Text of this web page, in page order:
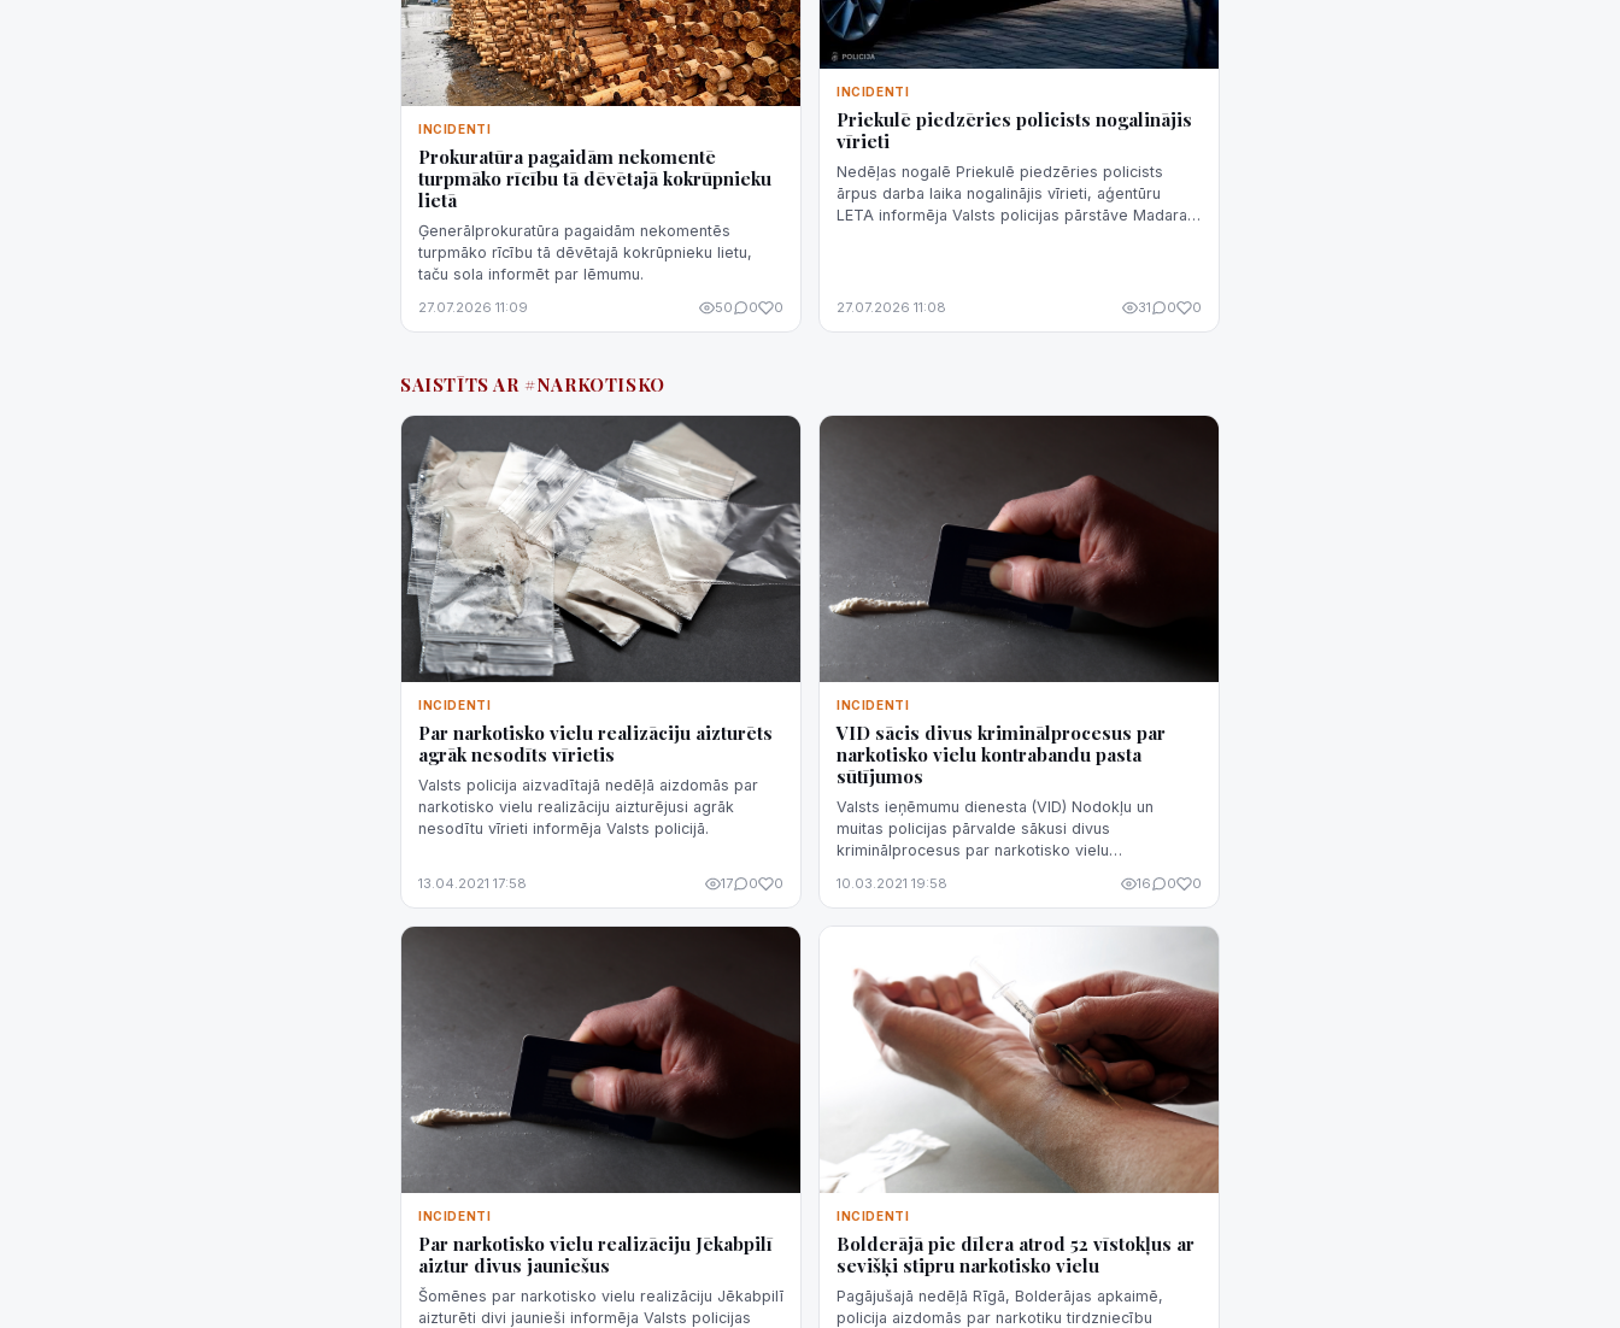
INCIDENTI
Prokuratūra pagaidām nekomentē
turpmāko rīcību tā dēvētajā kokrūpnieku
lietā
Ģenerālprokuratūra pagaidām nekomentēs
turpmāko rīcību tā dēvētajā kokrūpnieku lietu,
taču sola informēt par lēmumu.
27.07.2026 11:09 50 0 0
INCIDENTI
Priekulē piedzēries policists nogalinājis
vīrieti
Nedēļas nogalē Priekulē piedzēries policists
ārpus darba laika nogalinājis vīrieti, aģentūru
LETA informēja Valsts policijas pārstāve Madara
27.07.2026 11:08 31 0 0
SAISTĪTS AR #NARKOTISKO
INCIDENTI
Par narkotisko vielu realizāciju aizturēts
agrāk nesodīts vīrietis
Valsts policija aizvadītajā nedēļā aizdomās par
narkotisko vielu realizāciju aizturējusi agrāk
nesodītu vīrieti informēja Valsts policijā.
13.04.2021 17:58 17 0 0
INCIDENTI
VID sācis divus kriminālprocesus par
narkotisko vielu kontrabandu pasta
sūtījumos
Valsts ieņēmumu dienesta (VID) Nodokļu un
muitas policijas pārvalde sākusi divus
kriminālprocesus par narkotisko vielu
informēja VID pārstāvji.
10.03.2021 19:58 16 0 0
INCIDENTI
Par narkotisko vielu realizāciju Jēkabpilī
aiztur divus jauniešus
Šomēnes par narkotisko vielu realizāciju Jēkabpilī
aizturēti divi jaunieši informēja Valsts policijas
INCIDENTI
Bolderājā pie dīlera atrod 52 vīstokļus ar
sevišķi stipru narkotisko vielu
Pagājušajā nedēļā Rīgā, Bolderājas apkaimē,
policija aizdomās par narkotiku tirdzniecību